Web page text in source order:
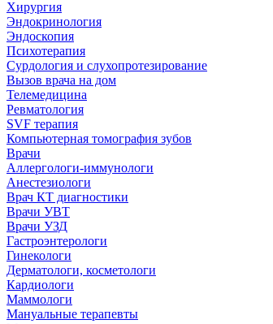
Хирургия
Эндокринология
Эндоскопия
Психотерапия
Сурдология и слухопротезирование
Вызов врача на дом
Телемедицина
Ревматология
SVF терапия
Компьютерная томография зубов
Врачи
Аллергологи-иммунологи
Анестезиологи
Врач КТ диагностики
Врачи УВТ
Врачи УЗД
Гастроэнтерологи
Гинекологи
Дерматологи, косметологи
Кардиологи
Маммологи
Мануальные терапевты